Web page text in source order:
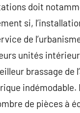
doit
si,
de
unités
brassage de
indémodable.
de pièces à